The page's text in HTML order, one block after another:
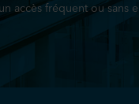
accès fréquent ou sans